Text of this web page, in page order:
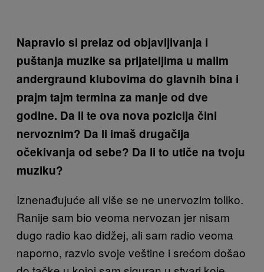
Napravio si prelaz od objavljivanja i
puštanja muzike sa prijateljima u malim
andergraund klubovima do glavnih bina i
prajm tajm termina za manje od dve
godine. Da li te ova nova pozicija čini
nervoznim? Da li imaš drugačija
očekivanja od sebe? Da li to utiče na tvoju
muziku?
Iznenađujuće ali više se ne unervozim toliko.
Ranije sam bio veoma nervozan jer nisam
dugo radio kao didžej, ali sam radio veoma
naporno, razvio svoje veštine i srećom došao